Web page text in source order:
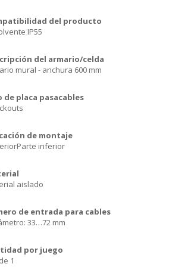
del producto
IP55
del armario/celda
mural - anchura 600 mm
de placa pasacables
de montaje
inferior
aislado
de entrada para cables
33…72 mm
por juego
1